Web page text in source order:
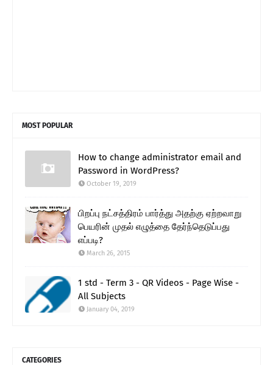
MOST POPULAR
How to change administrator email and
Password in WordPress?
October 19, 2019
பிறப்பு நட்சத்திரம் பார்த்து அதற்கு ஏற்றவாறு
பெயரின் முதல் எழுத்தை தேர்ந்தெடுப்பது
எப்படி?
March 26, 2015
1 std - Term 3 - QR Videos - Page Wise -
All Subjects
January 04, 2019
CATEGORIES